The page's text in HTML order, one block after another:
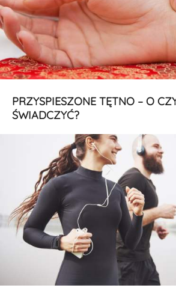
PRZYSPIESZONE TĘTNO – O
ŚWIADCZYĆ?